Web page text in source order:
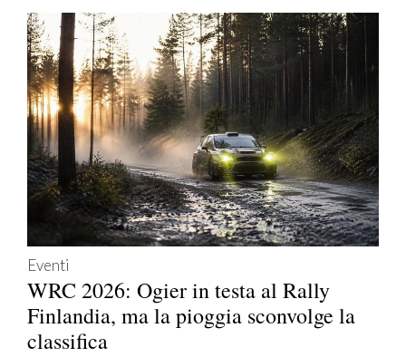
Eventi
WRC 2026: Ogier in testa al Rally
Finlandia, ma la pioggia sconvolge la
classifica